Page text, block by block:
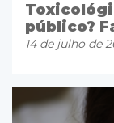
público?
14 de julho de